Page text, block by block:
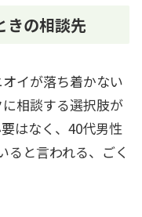
きの相談先
イが落ち着かない
相談する選択肢が
はなく、40代男性
ると言われる、ごく